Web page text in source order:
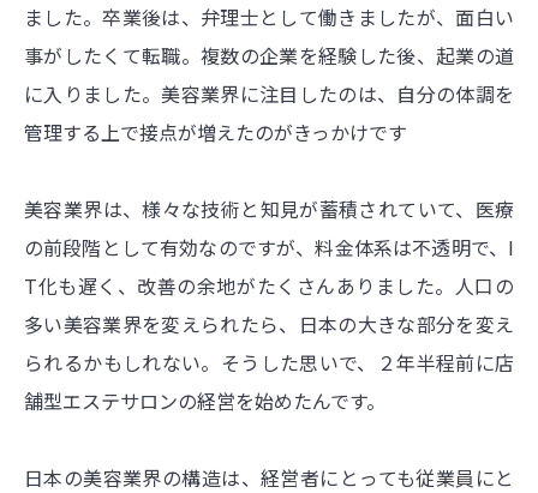
ました。卒業後は、弁理士として働きましたが、面白い
事がしたくて転職。複数の企業を経験した後、起業の道
に入りました。美容業界に注目したのは、自分の体調を
管理する上で接点が増えたのがきっかけです
美容業界は、様々な技術と知見が蓄積されていて、医療
の前段階として有効なのですが、料金体系は不透明で、I
T化も遅く、改善の余地がたくさんありました。人口の
多い美容業界を変えられたら、日本の大きな部分を変え
られるかもしれない。そうした思いで、２年半程前に店
舗型エステサロンの経営を始めたんです。
日本の美容業界の構造は、経営者にとっても従業員にと